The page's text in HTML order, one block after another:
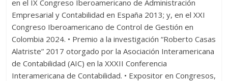
en el IX Congreso Iberoamericano de Administración
Empresarial y Contabilidad en España 2013; y, en el XXI
Congreso Iberoamericano de Control de Gestión en
Colombia 2024. • Premio a la investigación “Roberto Casas
Alatriste” 2017 otorgado por la Asociación Interamericana
de Contabilidad (AIC) en la XXXII Conferencia
Interamericana de Contabilidad. • Expositor en Congresos,